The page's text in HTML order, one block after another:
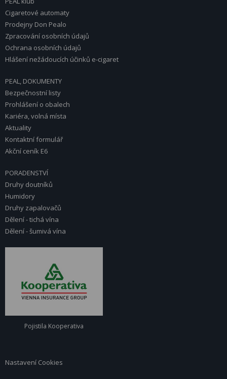
Cigaretové automaty
Prodejny Don Pealo
Zpracování osobních údajů
Ochrana osobních údajů
Hlášení nežádoucích účinků e-cigaret
PEAL, DOKUMENTY
Bezpečnostní listy
Prohlášení o obalech
Kariéra, volná místa
Aktuality
Kontaktní formulář
Akční ceník E6
PORADENSTVÍ
Druhy doutníků
Humidory
Druhy zapalovačů
Dělení - tichá vína
Dělení - šumivá vína
Pojistila Kooperativa
Nastavení Cookies